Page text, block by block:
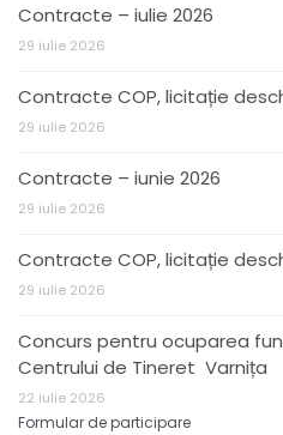
Contracte – iulie 2026
29 iulie 2026
Contracte COP, licitație
29 iulie 2026
Contracte – iunie 2026
29 iulie 2026
Contracte COP, licitație
29 iulie 2026
Concurs pentru ocuparea
Centrului de Tineret Varnița
22 iulie 2026
Formular de participare